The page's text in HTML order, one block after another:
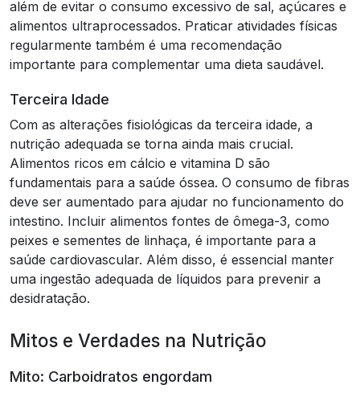
além de evitar o consumo excessivo de sal, açúcares e
alimentos ultraprocessados. Praticar atividades físicas
regularmente também é uma recomendação
importante para complementar uma dieta saudável.
Terceira Idade
Com as alterações fisiológicas da terceira idade, a
nutrição adequada se torna ainda mais crucial.
Alimentos ricos em cálcio e vitamina D são
fundamentais para a saúde óssea. O consumo de fibras
deve ser aumentado para ajudar no funcionamento do
intestino. Incluir alimentos fontes de ômega-3, como
peixes e sementes de linhaça, é importante para a
saúde cardiovascular. Além disso, é essencial manter
uma ingestão adequada de líquidos para prevenir a
desidratação.
Mitos e Verdades na Nutrição
Mito: Carboidratos engordam